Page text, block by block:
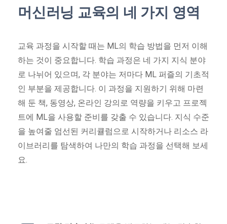
머신러닝 교육의 네 가지 영역
교육 과정을 시작할 때는 ML의 학습 방법을 먼저 이해
하는 것이 중요합니다. 학습 과정은 네 가지 지식 분야
로 나뉘어 있으며, 각 분야는 저마다 ML 퍼즐의 기초적
인 부분을 제공합니다. 이 과정을 지원하기 위해 마련
해 둔 책, 동영상, 온라인 강의로 역량을 키우고 프로젝
트에 ML을 사용할 준비를 갖출 수 있습니다. 지식 수준
을 높여줄 엄선된 커리큘럼으로 시작하거나 리소스 라
이브러리를 탐색하여 나만의 학습 과정을 선택해 보세
요.